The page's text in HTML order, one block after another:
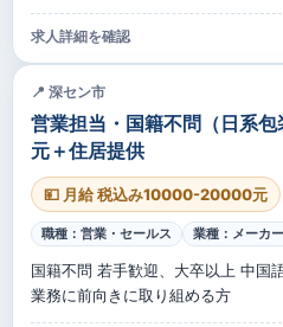
求人詳細を確認
📍 深セン市
営業担当・国籍不問（日系
元＋住居提供
💴 月給 税込み10000-20000元
職種：営業・セールス 業種：メーカー
国籍不問 若手歓迎、大卒以上 中国
業務に前向きに取り組める方